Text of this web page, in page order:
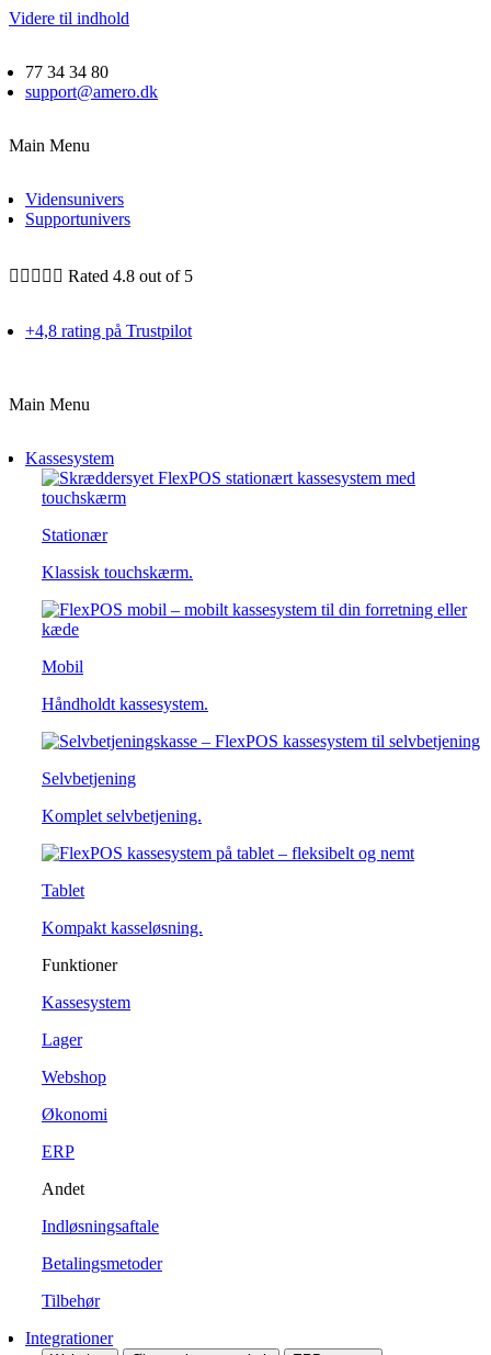
Videre til indhold
77 34 34 80
support@amero.dk
Main Menu
Vidensunivers
Supportunivers
     Rated 4.8 out of 5
+4,8 rating på Trustpilot
Main Menu
Kassesystem
Stationær
Klassisk touchskærm.
Mobil
Håndholdt kassesystem.
Selvbetjening
Komplet selvbetjening.
Tablet
Kompakt kasseløsning.
Funktioner
Kassesystem
Lager
Webshop
Økonomi
ERP
Andet
Indløsningsaftale
Betalingsmetoder
Tilbehør
Integrationer